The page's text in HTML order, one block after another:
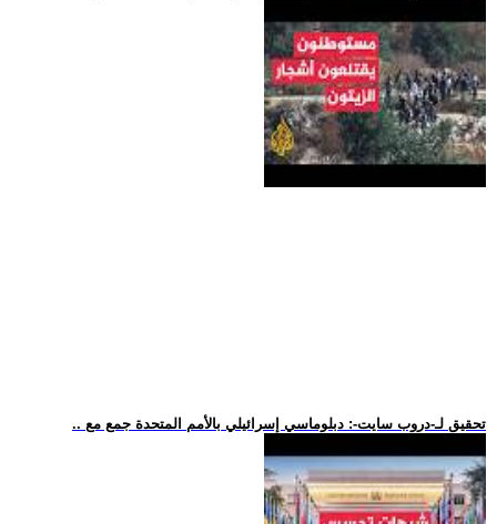
.. تحقيق لـ-دروب سايت-: دبلوماسي إسرائيلي بالأمم المتحدة جمع مع